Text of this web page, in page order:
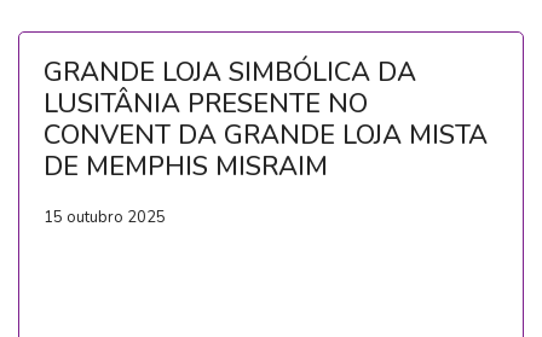
GRANDE LOJA SIMBÓLICA DA
LUSITÂNIA PRESENTE NO
CONVENT DA GRANDE LOJA MISTA
DE MEMPHIS MISRAIM
15 outubro 2025